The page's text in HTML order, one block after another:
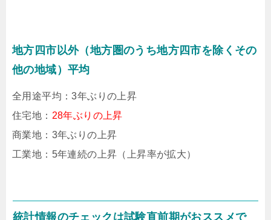
地方四市以外（地方圏のうち地方四市を除くその
他の地域）平均
全用途平均：3年ぶりの上昇
住宅地： 28年ぶりの上昇
商業地：3年ぶりの上昇
工業地：5年連続の上昇（上昇率が拡大）
統計情報のチェックは試験直前期がおススメで